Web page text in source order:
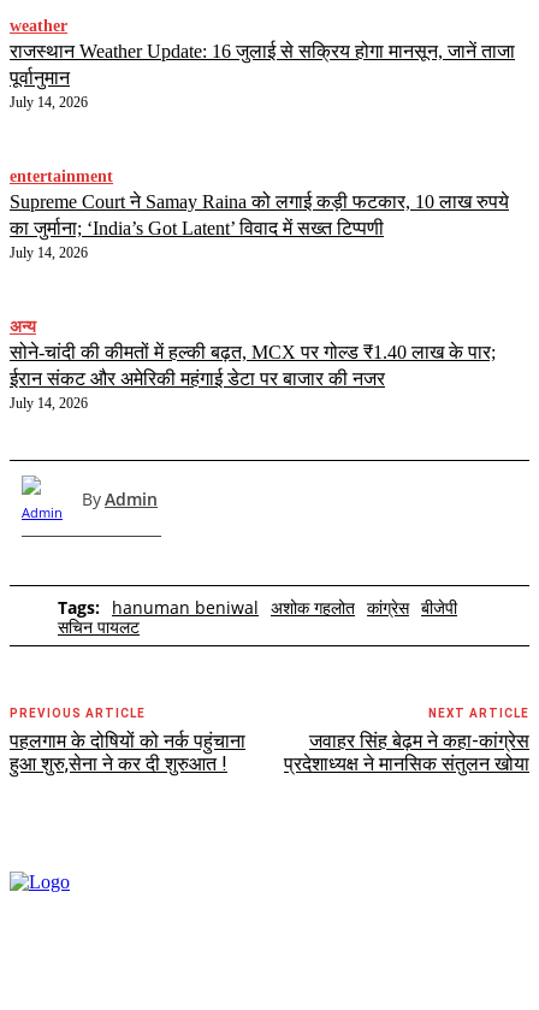
weather
राजस्थान Weather Update: 16 जुलाई से सक्रिय होगा मानसून, जानें ताजा
पूर्वानुमान
July 14, 2026
entertainment
Supreme Court ने Samay Raina को लगाई कड़ी फटकार, 10 लाख रुपये
का जुर्माना; ‘India’s Got Latent’ विवाद में सख्त टिप्पणी
July 14, 2026
अन्य
सोने-चांदी की कीमतों में हल्की बढ़त, MCX पर गोल्ड ₹1.40 लाख के पार;
ईरान संकट और अमेरिकी महंगाई डेटा पर बाजार की नजर
July 14, 2026
ByAdmin
Tags: hanuman beniwal अशोक गहलोत कांग्रेस बीजेपी
सचिन पायलट
PREVIOUS ARTICLE
पहलगाम के दोषियों को नर्क पहुंचाना
हुआ शुरु,सेना ने कर दी शुरुआत !
NEXT ARTICLE
जवाहर सिंह बेढ़म ने कहा-कांग्रेस
प्रदेशाध्यक्ष ने मानसिक संतुलन खोया